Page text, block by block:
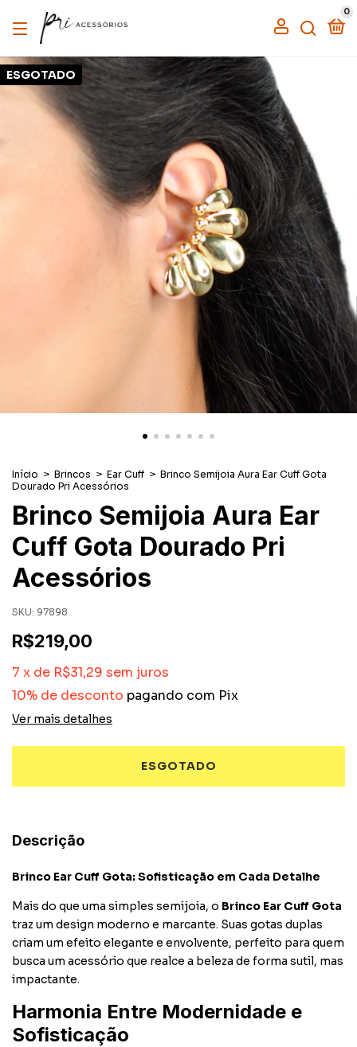
0
ESGOTADO
Início > Brincos > Ear Cuff > Brinco Semijoia Aura Ear Cuff Gota
Dourado Pri Acessórios
Brinco Semijoia Aura Ear
Cuff Gota Dourado Pri
Acessórios
SKU: 97898
R$219,00
7 x de R$31,29 sem juros
10% de desconto pagando com Pix
Ver mais detalhes
Descrição
Brinco Ear Cuff Gota: Sofisticação em Cada Detalhe
Mais do que uma simples semijoia, o Brinco Ear Cuff Gota
traz um design moderno e marcante. Suas gotas duplas
criam um efeito elegante e envolvente, perfeito para quem
busca um acessório que realce a beleza de forma sutil, mas
impactante.
Harmonia Entre Modernidade e
Sofisticação